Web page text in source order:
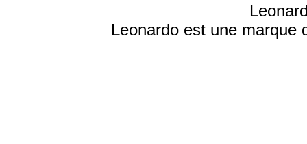
Leonardo est une marque